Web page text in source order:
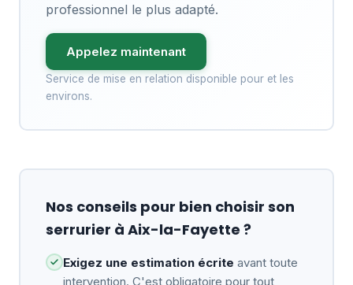
professionnel le plus adapté.
Appelez maintenant
Service de mise en relation disponible pour et les
environs.
Nos conseils pour bien choisir son
serrurier à Aix-la-Fayette ?
Exigez une estimation écrite avant toute
intervention. C'est obligatoire pour tout